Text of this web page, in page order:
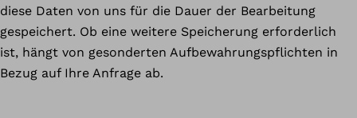
diese Daten von uns für die Dauer der Bearbeitung
gespeichert. Ob eine weitere Speicherung erforderlich
ist, hängt von gesonderten Aufbewahrungspflichten in
Bezug auf Ihre Anfrage ab.